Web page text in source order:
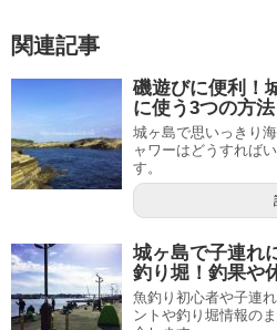
関連記事
磯遊びに便利！
に使う3つの方法
城ヶ島で思いっきり
ャワーはどうすれば
す。
城ヶ島で子連れ
釣り堀！釣果や
魚釣り初心者や子連
ントや釣り堀情報の